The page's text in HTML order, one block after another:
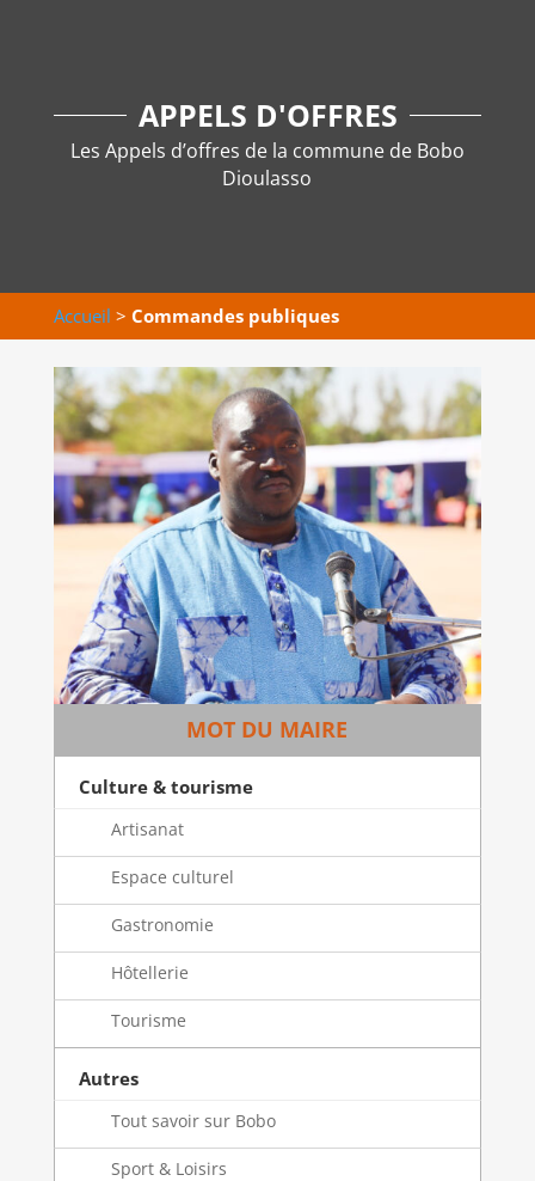
APPELS D'OFFRES
Les Appels d’offres de la commune de Bobo
Dioulasso
Accueil > Commandes publiques
MOT DU MAIRE
Culture & tourisme
Artisanat
Espace culturel
Gastronomie
Hôtellerie
Tourisme
Autres
Tout savoir sur Bobo
Sport & Loisirs